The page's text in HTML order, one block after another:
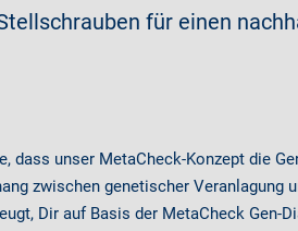
für einen
dass unser MetaCheck-Konzept die
zwischen genetischer
Dir auf Basis der MetaCheck